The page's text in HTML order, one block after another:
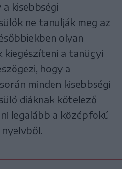
a kisebbségi
ne tanulják meg az
olyan
a tanügyi
hogy a
minden kisebbségi
diáknak kötelező
legalább a középfokú